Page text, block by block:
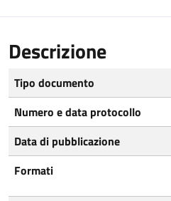
Descrizione
Tipo documento
Numero e data protocollo
Data di pubblicazione
Formati